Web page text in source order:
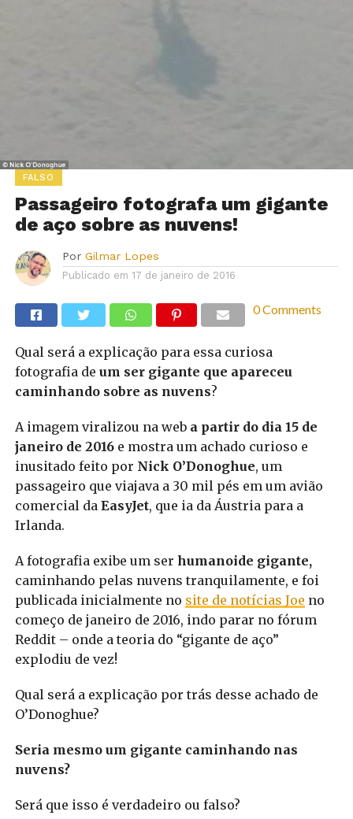
FALSO
Passageiro fotografa um gigante
de aço sobre as nuvens!
Por Gilmar Lopes
Publicado em 17 de janeiro de 2016
0 Comments
Qual será a explicação para essa curiosa
fotografia de um ser gigante que apareceu
caminhando sobre as nuvens?
A imagem viralizou na web a partir do dia 15 de
janeiro de 2016e mostra um achado curioso e
inusitado feito por Nick O’Donoghue, um
passageiro que viajava a 30 mil pés em um avião
comercial da EasyJet, que ia da Áustria para a
Irlanda.
A fotografia exibe um ser humanoide gigante,
caminhando pelas nuvens tranquilamente, e foi
publicada inicialmente no site de notícias Joe no
começo de janeiro de 2016, indo parar no fórum
Reddit – onde a teoria do “gigante de aço”
explodiu de vez!
Qual será a explicação por trás desse achado de
O’Donoghue?
Seria mesmo um gigante caminhando nas
nuvens?
Será que isso é verdadeiro ou falso?